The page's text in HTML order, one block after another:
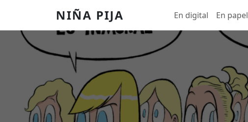
NIÑA PIJA Main menu - ES
En digital En papel